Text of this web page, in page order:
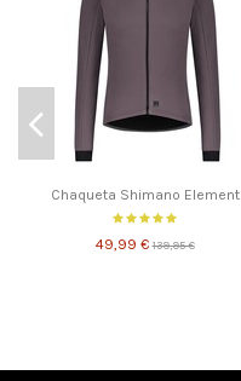
Chaqueta Shimano Element
49,99 €139,95 €